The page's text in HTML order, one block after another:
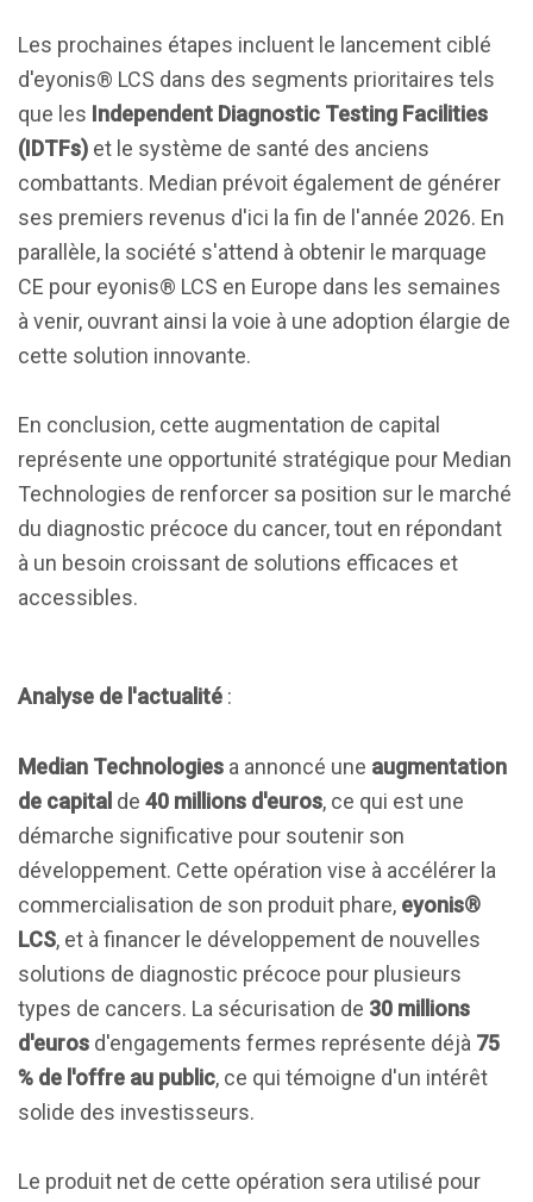
Les prochaines étapes incluent le lancement ciblé
d'eyonis® LCS dans des segments prioritaires tels
que les Independent Diagnostic Testing Facilities
(IDTFs) et le système de santé des anciens
combattants. Median prévoit également de générer
ses premiers revenus d'ici la fin de l'année 2026. En
parallèle, la société s'attend à obtenir le marquage
CE pour eyonis® LCS en Europe dans les semaines
à venir, ouvrant ainsi la voie à une adoption élargie de
cette solution innovante.
En conclusion, cette augmentation de capital
représente une opportunité stratégique pour Median
Technologies de renforcer sa position sur le marché
du diagnostic précoce du cancer, tout en répondant
à un besoin croissant de solutions efficaces et
accessibles.
Analyse de l'actualité :
Median Technologies a annoncé une augmentation
de capital de 40 millions d'euros, ce qui est une
démarche significative pour soutenir son
développement. Cette opération vise à accélérer la
commercialisation de son produit phare, eyonis®
LCS, et à financer le développement de nouvelles
solutions de diagnostic précoce pour plusieurs
types de cancers. La sécurisation de 30 millions
d'euros d'engagements fermes représente déjà 75
% de l'offre au public, ce qui témoigne d'un intérêt
solide des investisseurs.
Le produit net de cette opération sera utilisé pour